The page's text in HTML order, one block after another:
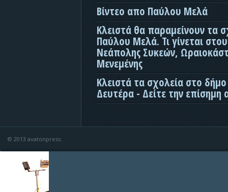
Βίντεο απο Παύλου Μελά
Κλειστά θα παραμείνουν τα
Παύλου Μελά. Τι γίνεται
Νεάπολης Συκεών,
Μενεμένης
Κλειστά τα σχολεία στο
Δευτέρα - Δείτε την επίσημη
© 2013 avatonpress.